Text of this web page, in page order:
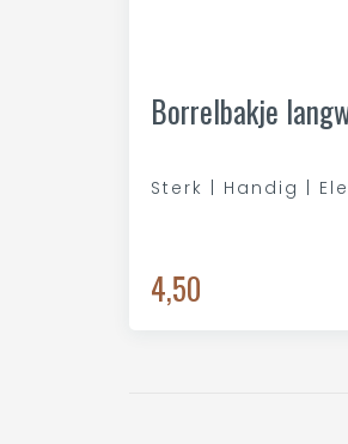
Borrelbakje
Sterk | Handig |
4,50